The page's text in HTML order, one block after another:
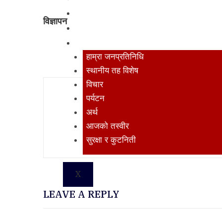
हाम्रा जनप्रतिनिधि
स्थानीय तह विशेष
विचार
पर्यटन
अर्थ
आजको तस्वीर
सुरक्षा र कुटनिती
X
विज्ञापन
LEAVE A REPLY